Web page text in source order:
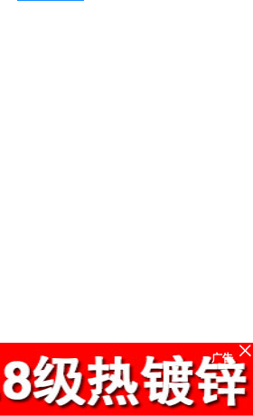
标准件通讯录
www.bzjtxl.com 关于我们
广告